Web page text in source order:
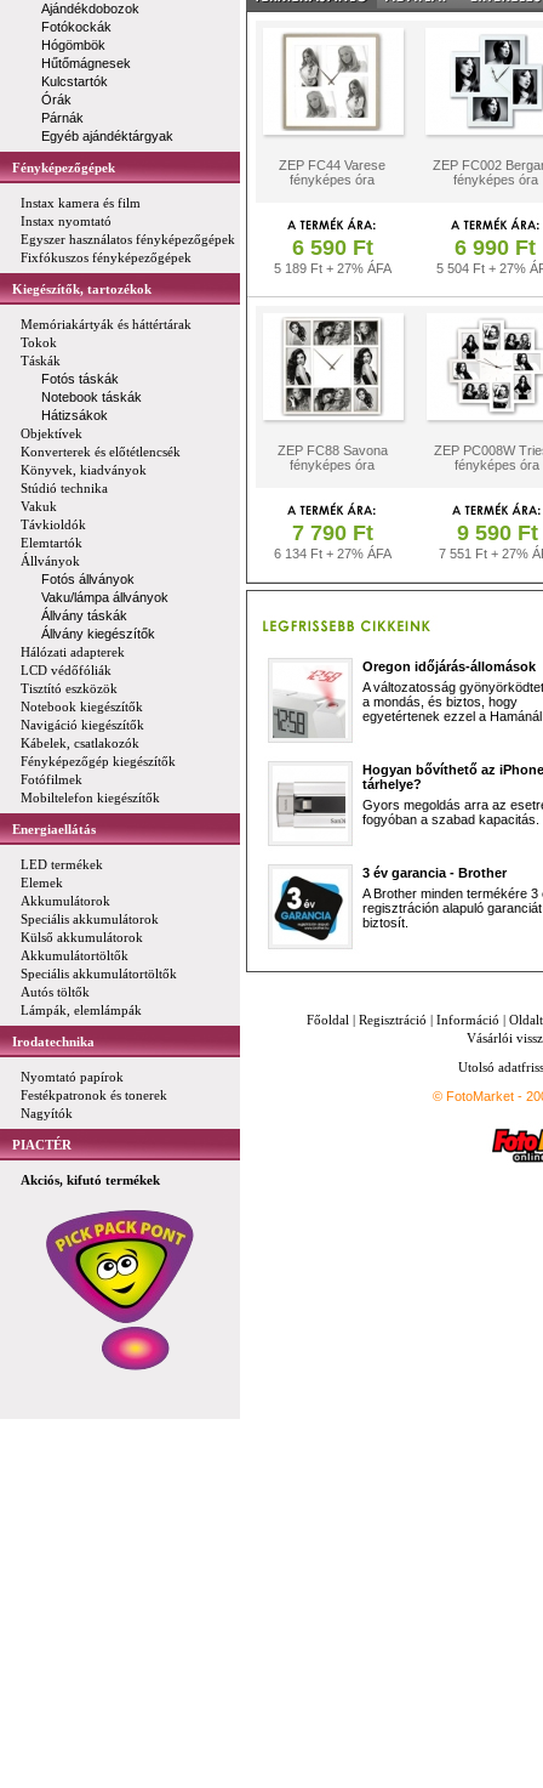
Ajándékdobozok
Fotókockák
Hógömbök
Hűtőmágnesek
Kulcstartók
Órák
Párnák
Egyéb ajándéktárgyak
Fényképezőgépek
Instax kamera és film
Instax nyomtató
Egyszer használatos fényképezőgépek
Fixfókuszos fényképezőgépek
Kiegészítők, tartozékok
Memóriakártyák és háttértárak
Tokok
Táskák
Fotós táskák
Notebook táskák
Hátizsákok
Objektívek
Konverterek és előtétlencsék
Könyvek, kiadványok
Stúdió technika
Vakuk
Távkioldók
Elemtartók
Állványok
Fotós állványok
Vaku/lámpa állványok
Állvány táskák
Állvány kiegészítők
Hálózati adapterek
LCD védőfóliák
Tisztító eszközök
Notebook kiegészítők
Navigáció kiegészítők
Kábelek, csatlakozók
Fényképezőgép kiegészítők
Fotófilmek
Mobiltelefon kiegészítők
Energiaellátás
LED termékek
Elemek
Akkumulátorok
Speciális akkumulátorok
Külső akkumulátorok
Akkumulátortöltők
Speciális akkumulátortöltők
Autós töltők
Lámpák, elemlámpák
Irodatechnika
Nyomtató papírok
Festékpatronok és tonerek
Nagyítók
PIACTÉR
Akciós, kifutó termékek
ZEP FC44 Varese
fényképes óra
ZEP FC002
fényképes óra
6 590 Ft
5 189 Ft + 27% ÁFA
6 990 Ft
5 504 Ft + 27%
ZEP FC88 Savona
fényképes óra
ZEP PC008W
fényképes óra
7 790 Ft
6 134 Ft + 27% ÁFA
9 590 Ft
7 551 Ft + 27%
Oregon időjárás-állomások
A változatosság
a mondás, és biztos, hogy
egyetértenek ezzel a
Hogyan bővíthető az iPhone
tárhelye?
Gyors megoldás arra az
fogyóban a szabad kapacitás.
3 év garancia - Brother
A Brother minden termékére 3
regisztráción alapuló garanciát
biztosít.
Főoldal | Regisztráció | Információ |
Vásárlói
Utolsó
© FotoMarket -